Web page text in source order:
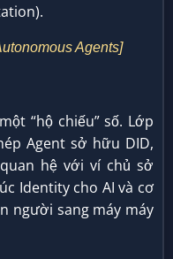
Agents]
“hộ chiếu” số. Lớp
Agent sở hữu DID,
hệ với ví chủ sở
Identity cho AI và cơ
người sang máy máy